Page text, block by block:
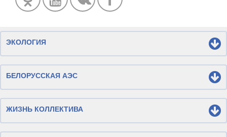
ЭКОЛОГИЯ
БЕЛОРУССКАЯ АЭС
ЖИЗНЬ КОЛЛЕКТИВА